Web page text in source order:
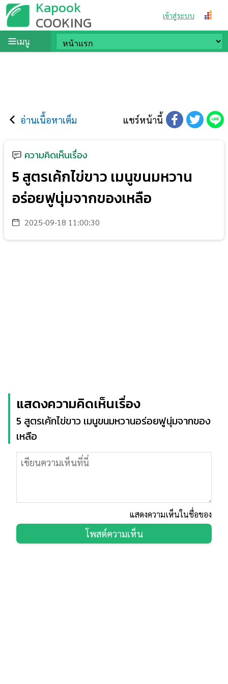
Kapook
COOKING เข้าสู่ระบบ
เมนู
อ่านเนื้อหาเต็ม แชร์หน้านี้
ความคิดเห็นเรื่อง
5 สูตรเค้กไข่ขาว เมนูขนมหวาน
อร่อยฟูนุ่มจากของเหลือ
2025-09-18 11:00:30
แสดงความคิดเห็นเรื่อง
5 สูตรเค้กไข่ขาว เมนูขนมหวานอร่อยฟูนุ่มจากของ
เหลือ
แสดงความเห็นในชื่อของ
โพสต์ความเห็น